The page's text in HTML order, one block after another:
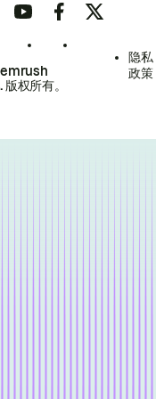
版权所有。
隐私
政策